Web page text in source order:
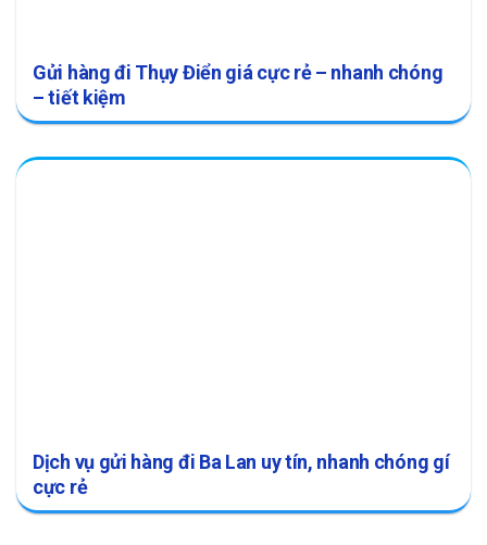
Gửi hàng đi Thụy Điển giá cực rẻ – nhanh chóng
– tiết kiệm
Dịch vụ gửi hàng đi Ba Lan uy tín, nhanh chóng gí
cực rẻ